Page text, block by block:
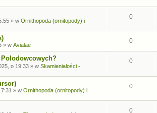
» w Ornithopoda (ornitopody) i
0
» w Avialae
0
Polodowcowych?
o 19:33 » w Skamieniałości -
0
» w Ornithopoda (ornitopody) i
0
0